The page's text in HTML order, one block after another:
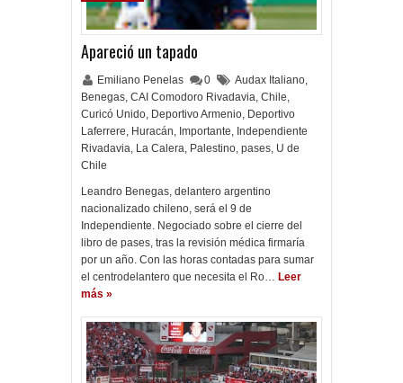
Apareció un tapado
Emiliano Penelas 0 Audax Italiano,
Benegas, CAI Comodoro Rivadavia, Chile,
Curicó Unido, Deportivo Armenio, Deportivo
Laferrere, Huracán, Importante, Independiente
Rivadavia, La Calera, Palestino, pases, U de
Chile
Leandro Benegas, delantero argentino
nacionalizado chileno, será el 9 de
Independiente. Negociado sobre el cierre del
libro de pases, tras la revisión médica firmaría
por un año. Con las horas contadas para sumar
el centrodelantero que necesita el Ro… Leer
más »